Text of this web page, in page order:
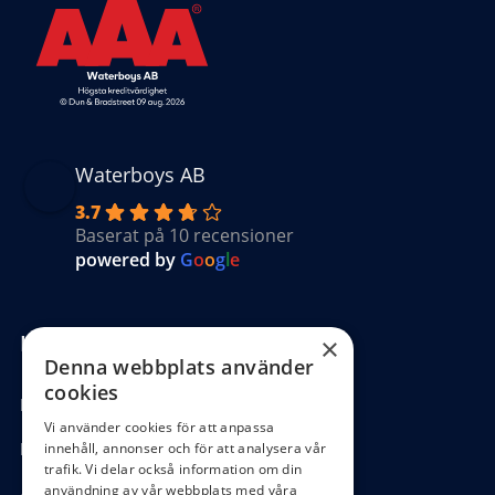
Waterboys AB
3.7
Baserat på 10 recensioner
powered by Google
Kundinformation
Köpvillkor
Hantering GDPR
×
Denna webbplats använder
cookies
Vi använder cookies för att anpassa
innehåll, annonser och för att analysera vår
trafik. Vi delar också information om din
användning av vår webbplats med våra